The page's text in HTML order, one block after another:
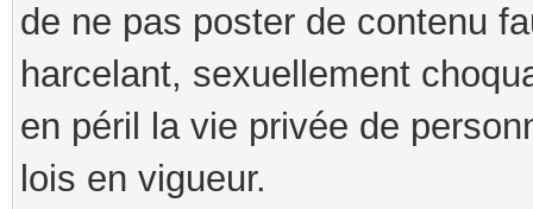
de ne pas poster de contenu
harcelant, sexuellement
en péril la vie privée de
lois en vigueur.